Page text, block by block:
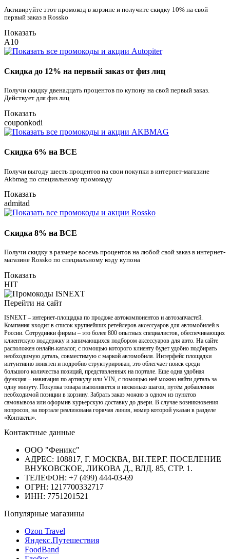
Активируйте этот промокод в корзине и получите скидку 10% на свой
первый заказ в Rossko
Показать
A10
Скидка до 12% на первый заказ от физ лиц
Получи скидку двенадцать процентов по купону на свой первый заказ.
Действует для физ лиц
Показать
couponkodi
Скидка 6% на ВСЕ
Получи выгоду шесть процентов на свои покупки в интернет-магазине
Akbmag по специальному промокоду
Показать
admitad
Скидка 8% на ВСЕ
Получи скидку в размере восемь процентов на любой свой заказ в интернет-
магазине Rossko по специальному коду купона
Показать
HIT
Перейти на сайт
ISNEXT – интернет-площадка по продаже автокомпонентов и автозапчастей.
Компания входит в список крупнейших ретейлеров аксессуаров для автомобилей в
России. Сотрудники фирмы – это более 800 опытных специалистов, обеспечивающих
клиентскую поддержку и занимающихся подбором аксессуаров для авто. На сайте
расположен онлайн-каталог, с помощью которого клиенту будет удобно подбирать
необходимую деталь, совместимую с маркой автомобиля. Интерфейс площадки
интуитивно понятен и подробно структурирован, это облегчает поиск среди
большого количества позиций, представленных на портале. Еще одна удобная
функция – навигация по артикулу или VIN, с помощью неё можно найти деталь за
одну минуту. Покупка товара выполняется в несколько шагов, путём добавления
необходимой позиции в корзину. Забрать заказ можно в одном из пунктов
самовывоза или оформив курьерскую доставку до двери. В случае возникновения
вопросов, на портале реализована горячая линия, номер которой указан в разделе
«Контакты».
Контактные данные
ООО "Феникс"
АДРЕС: 108817, Г. МОСКВА, ВН.ТЕР.Г. ПОСЕЛЕНИЕ
ВНУКОВСКОЕ, ЛИКОВА Д., ВЛД. 85, СТР. 1.
ТЕЛЕФОН: +7 (499) 444-03-69
ОГРН: 1217700332717
ИНН: 7751201521
Популярные магазины
Ozon Travel
Яндекс.Путешествия
FoodBand